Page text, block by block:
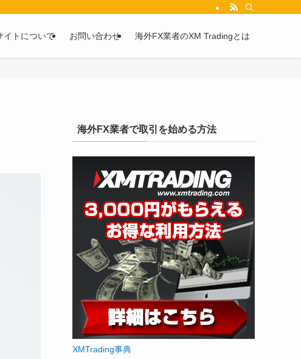
ミや評判を2chや5chからピックアップしています。
イトについて お問い合わせ 海外FX業者のXM Tradingとは
海外FX業者で取引を始める方法
XMTrading事典